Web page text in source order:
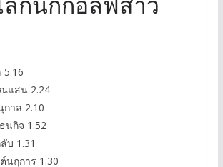
แสน 2.24
กาล 2.10
นกิจ 1.52
บ 1.31
นฤการ 1.30